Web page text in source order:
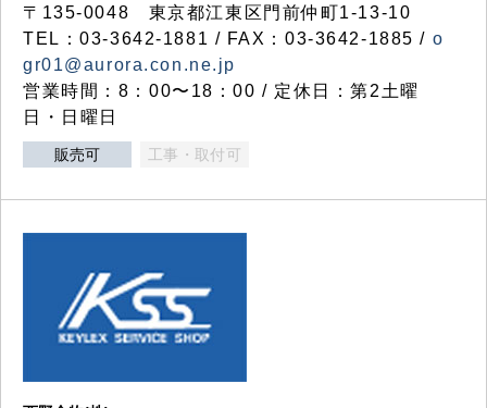
〒135-0048 東京都江東区門前仲町1-13-10
TEL：03-3642-1881 / FAX：03-3642-1885 / o
gr01@aurora.con.ne.jp
営業時間：8：00〜18：00 / 定休日：第2土曜
日・日曜日
販売可 工事・取付可